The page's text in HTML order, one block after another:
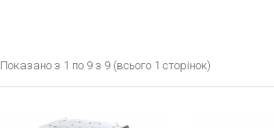
Показано з 1 по 9 з 9 (всього 1 сторінок)